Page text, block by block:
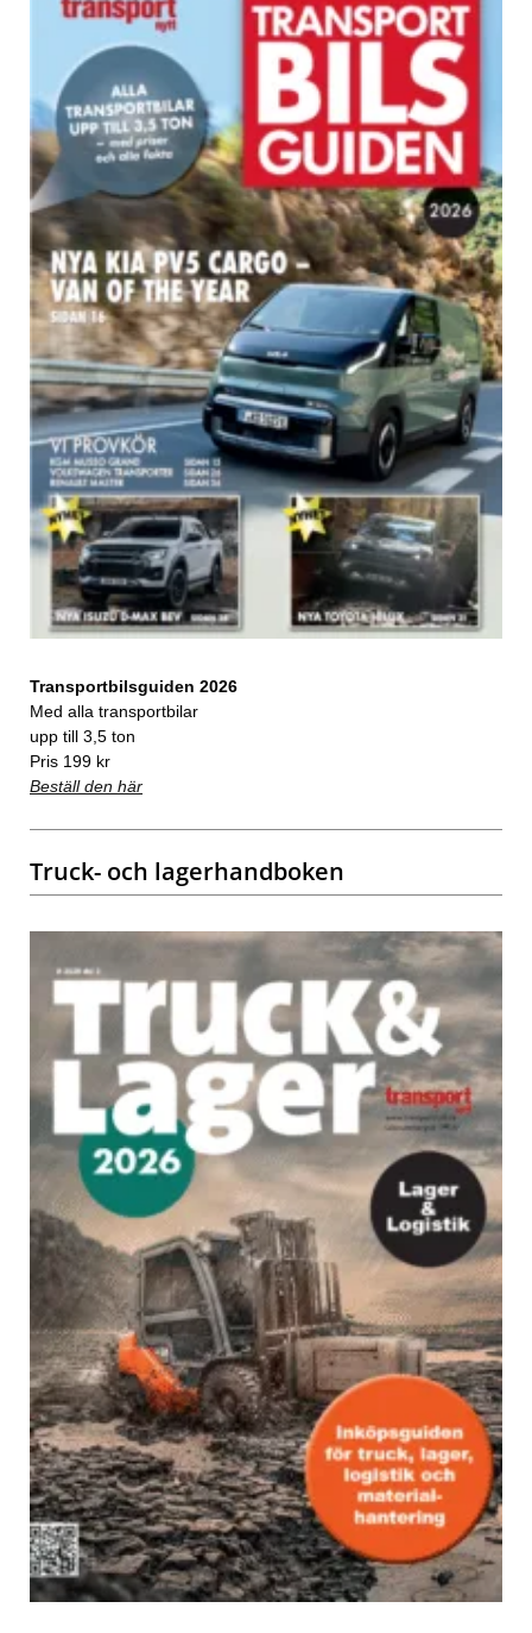
Transportbilsguiden 2026
Med alla transportbilar
upp till 3,5 ton
Pris 199 kr
Beställ den här
Truck- och lagerhandboken